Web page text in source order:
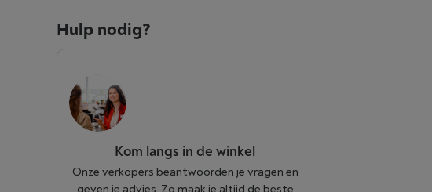
Hulp nodig?
Kom langs in de winkel
Onze verkopers beantwoorden je vragen en